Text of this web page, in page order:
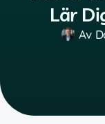
Lär
Av